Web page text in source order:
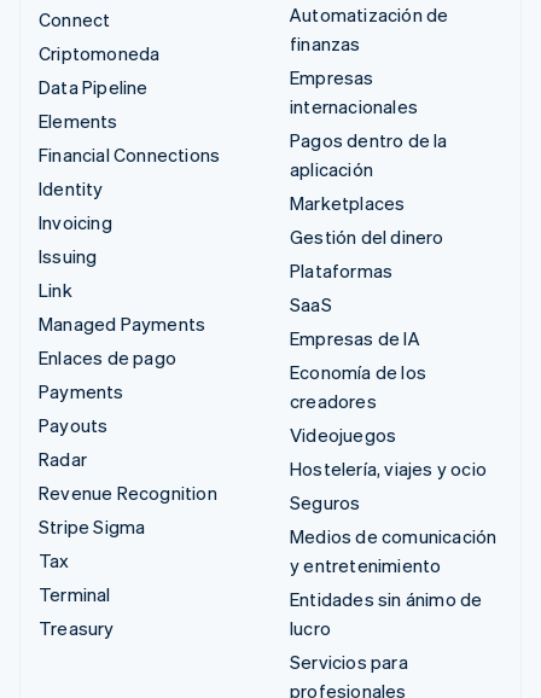
Connect
Criptomoneda
Data Pipeline
Elements
Financial Connections
Identity
Invoicing
Issuing
Link
Managed Payments
Enlaces de pago
Payments
Payouts
Radar
Revenue Recognition
Stripe Sigma
Tax
Terminal
Treasury
Automatización de
finanzas
Empresas
internacionales
Pagos dentro de la
aplicación
Marketplaces
Gestión del dinero
Plataformas
SaaS
Empresas de IA
Economía de los
creadores
Videojuegos
Hostelería, viajes y ocio
Seguros
Medios de comunicación
y entretenimiento
Entidades sin ánimo de
lucro
Servicios para
profesionales